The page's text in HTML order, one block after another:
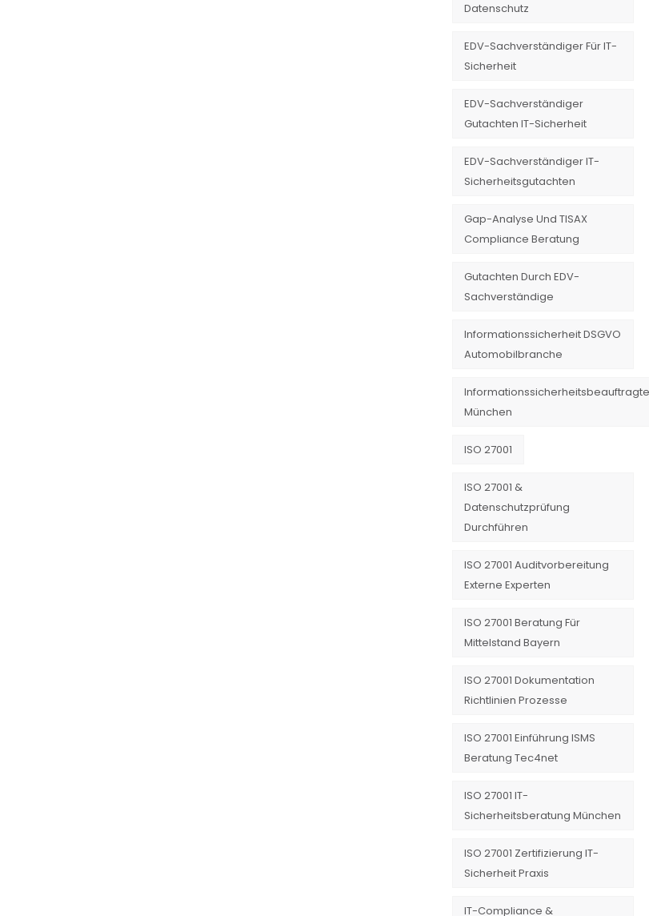
Datenschutz
EDV-Sachverständiger Für IT-
Sicherheit
EDV-Sachverständiger
Gutachten IT-Sicherheit
EDV-Sachverständiger IT-
Sicherheitsgutachten
Gap-Analyse Und TISAX
Compliance Beratung
Gutachten Durch EDV-
Sachverständige
Informationssicherheit DSGVO
Automobilbranche
München
ISO 27001
ISO 27001 &
Datenschutzprüfung
Durchführen
ISO 27001 Auditvorbereitung
Externe Experten
ISO 27001 Beratung Für
Mittelstand Bayern
ISO 27001 Dokumentation
Richtlinien Prozesse
ISO 27001 Einführung ISMS
Beratung Tec4net
ISO 27001 IT-
Sicherheitsberatung München
ISO 27001 Zertifizierung IT-
Sicherheit Praxis
IT-Compliance &